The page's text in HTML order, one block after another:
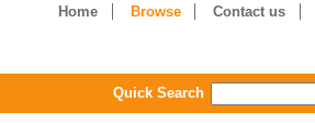
Home Browse Contact us
Quick Search